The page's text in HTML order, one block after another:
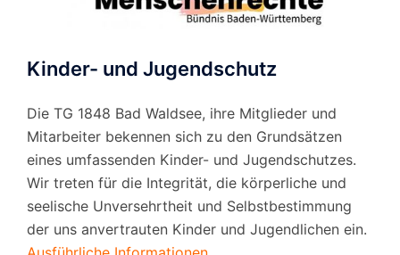
Kinder- und Jugendschutz
Die TG 1848 Bad Waldsee, ihre Mitglieder und
Mitarbeiter bekennen sich zu den Grundsätzen
eines umfassenden Kinder- und Jugendschutzes.
Wir treten für die Integrität, die körperliche und
seelische Unversehrtheit und Selbstbestimmung
der uns anvertrauten Kinder und Jugendlichen ein.